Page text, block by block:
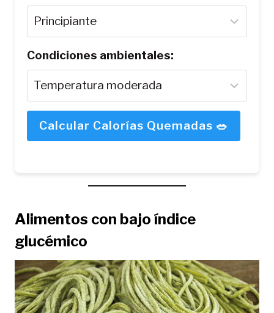
Condiciones ambientales:
Calcular Calorías Quemadas 🥗
Alimentos con bajo índice
glucémico